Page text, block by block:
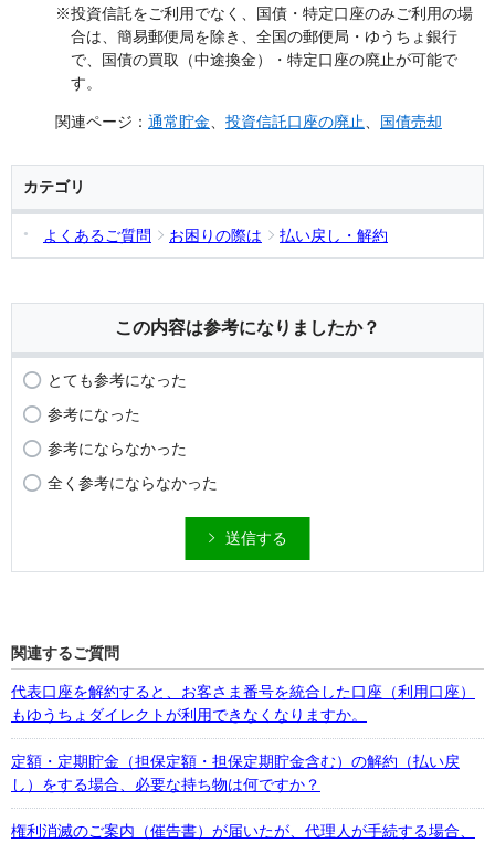
※投資信託をご利用でなく、国債・特定口座のみご利用の場
合は、簡易郵便局を除き、全国の郵便局・ゆうちょ銀行
で、国債の買取（中途換金）・特定口座の廃止が可能で
す。
関連ページ： 通常貯金 投資信託口座の廃止 国債売却
カテゴリ
よくあるご質問 お困りの際は 払い戻し・解約
この内容は参考になりましたか？
とても参考になった
参考になった
参考にならなかった
全く参考にならなかった
送信する
関連するご質問
代表口座を解約すると、お客さま番号を統合した口座（利用口座）
もゆうちょダイレクトが利用できなくなりますか。
定額・定期貯金（担保定額・担保定期貯金含む）の解約（払い戻
し）をする場合、必要な持ち物は何ですか？
権利消滅のご案内（催告書）が届いたが、代理人が手続する場合、